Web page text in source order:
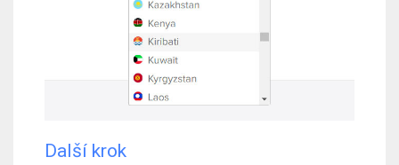
Další krok